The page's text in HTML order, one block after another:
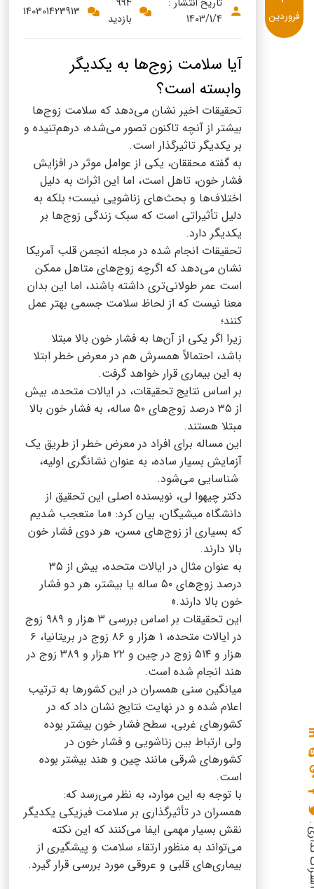
سینما دوماس
رادیو دوماس
دانستنی های سلامت
گالری تصاویر
English
Russian
Arabic
Turkish
1403/1/4
بازدید
140301423913 فروردین
آیا سلامت زوج‌ها به یکدیگر
وابسته است؟
تحقیقات اخیر نشان می‌دهد که سلامت زوج‌ها
بیشتر از آنچه تاکنون تصور می‌شده، درهم‌تنیده و
بر یکدیگر تاثیر‌گذار است.
به گفته محققان، یکی از عوامل موثر در افزایش
فشار خون، تاهل است، اما این اثرات به دلیل
اختلاف‌ها و بحث‌های زناشویی نیست؛ بلکه به
دلیل تأثیراتی است که سبک زندگی زوج‌ها بر
یکدیگر دارد.
تحقیقات انجام شده در مجله انجمن قلب آمریکا
نشان می‌دهد که اگرچه زوج‌های متاهل ممکن
است عمر طولانی‌تری داشته باشند، اما این بدان
معنا نیست که از لحاظ سلامت جسمی بهتر عمل
کنند؛
زیرا اگر یکی از آن‌ها به فشار خون بالا مبتلا
باشد، احتمالاً همسرش هم در معرض خطر ابتلا
به این بیماری قرار خواهد گرفت.
بر اساس نتایج تحقیقات، در ایالات متحده، بیش
از ۳۵ درصد زوج‌های ۵۰ ساله، به فشار خون بالا
مبتلا هستند.
این مساله برای افراد در معرض خطر از طریق یک
آزمایش بسیار ساده، به عنوان نشانگری اولیه،
شناسایی می‌شود.
دکتر چیهوا لی، نویسنده اصلی این تحقیق از
دانشگاه میشیگان، بیان کرد: «ما متعجب شدیم
که بسیاری از زوج‌های مسن، هر دوی فشار خون
بالا دارند.
به عنوان مثال در ایالات متحده، بیش از ۳۵
درصد زوج‌های ۵۰ ساله یا بیشتر، هر دو فشار
خون بالا دارند.»
این تحقیقات بر اساس بررسی ۳ هزار و ۹۸۹ زوج
در ایالات متحده، ۱ هزار و ۸۶ زوج در بریتانیا، ۶
هزار و ۵۱۴ زوج در چین و ۲۲ هزار و ۳۸۹ زوج در
هند انجام شده است.
میانگین سنی همسران در این کشورها به ترتیب
اعلام شده و در نهایت نتایج نشان داد که در
کشورهای غربی، سطح فشار خون بیشتر بوده
ولی ارتباط بین زناشویی و فشار خون در
کشورهای شرقی مانند چین و هند بیشتر بوده
است.
با توجه به این موارد، به نظر می‌رسد که:
همسران در تأثیرگذاری بر سلامت فیزیکی یکدیگر
نقش بسیار مهمی ایفا می‌کنند که این نکته
می‌تواند به منظور ارتقاء سلامت و پیشگیری از
بیماری‌های قلبی و عروقی مورد بررسی قرار گیرد.
: